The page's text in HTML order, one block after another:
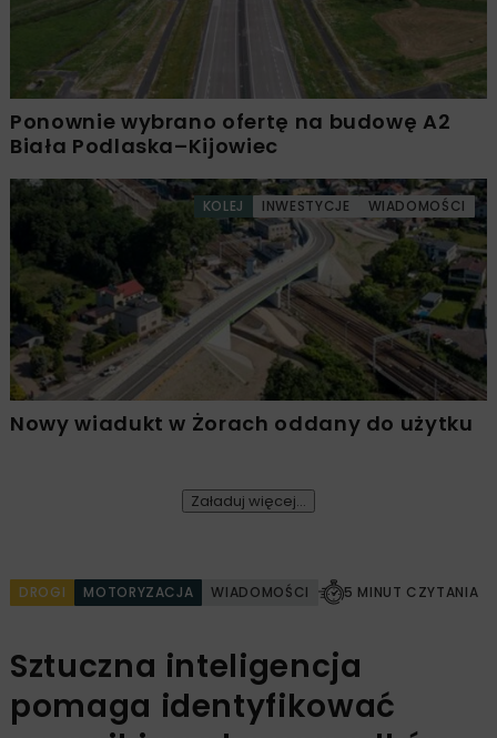
Ponownie wybrano ofertę na budowę A2
Biała Podlaska–Kijowiec
KOLEJ INWESTYCJE WIADOMOŚCI
Nowy wiadukt w Żorach oddany do użytku
Załaduj więcej...
DROGI MOTORYZACJA WIADOMOŚCI 5 MINUT CZYTANIA
Sztuczna inteligencja
pomaga identyfikować